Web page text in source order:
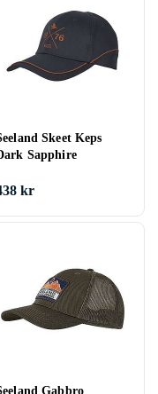
Skeet Keps
Sapphire
kr
Gabbro